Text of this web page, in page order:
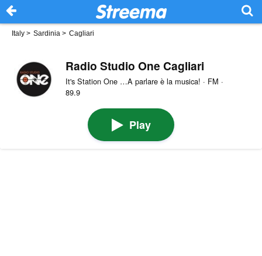
Italy > Sardinia > Cagliari
Radio Studio One Cagliari
It's Station One …A parlare è la musica! · FM ·
89.9
Play